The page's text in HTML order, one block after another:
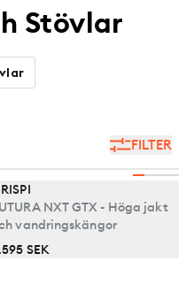
Stövlar
FILTER
NXT GTX - Höga jakt
vandringskängor
SEK